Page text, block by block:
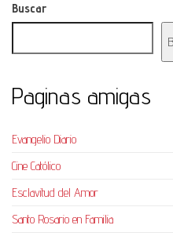
Buscar
Paginas amigas
Evangelio Diario
Cine Católico
Esclavitud del Amor
Santo Rosario en Familia